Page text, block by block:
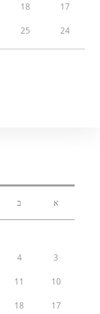
17
18
24
25
א ב
3
4
10
11
17
18